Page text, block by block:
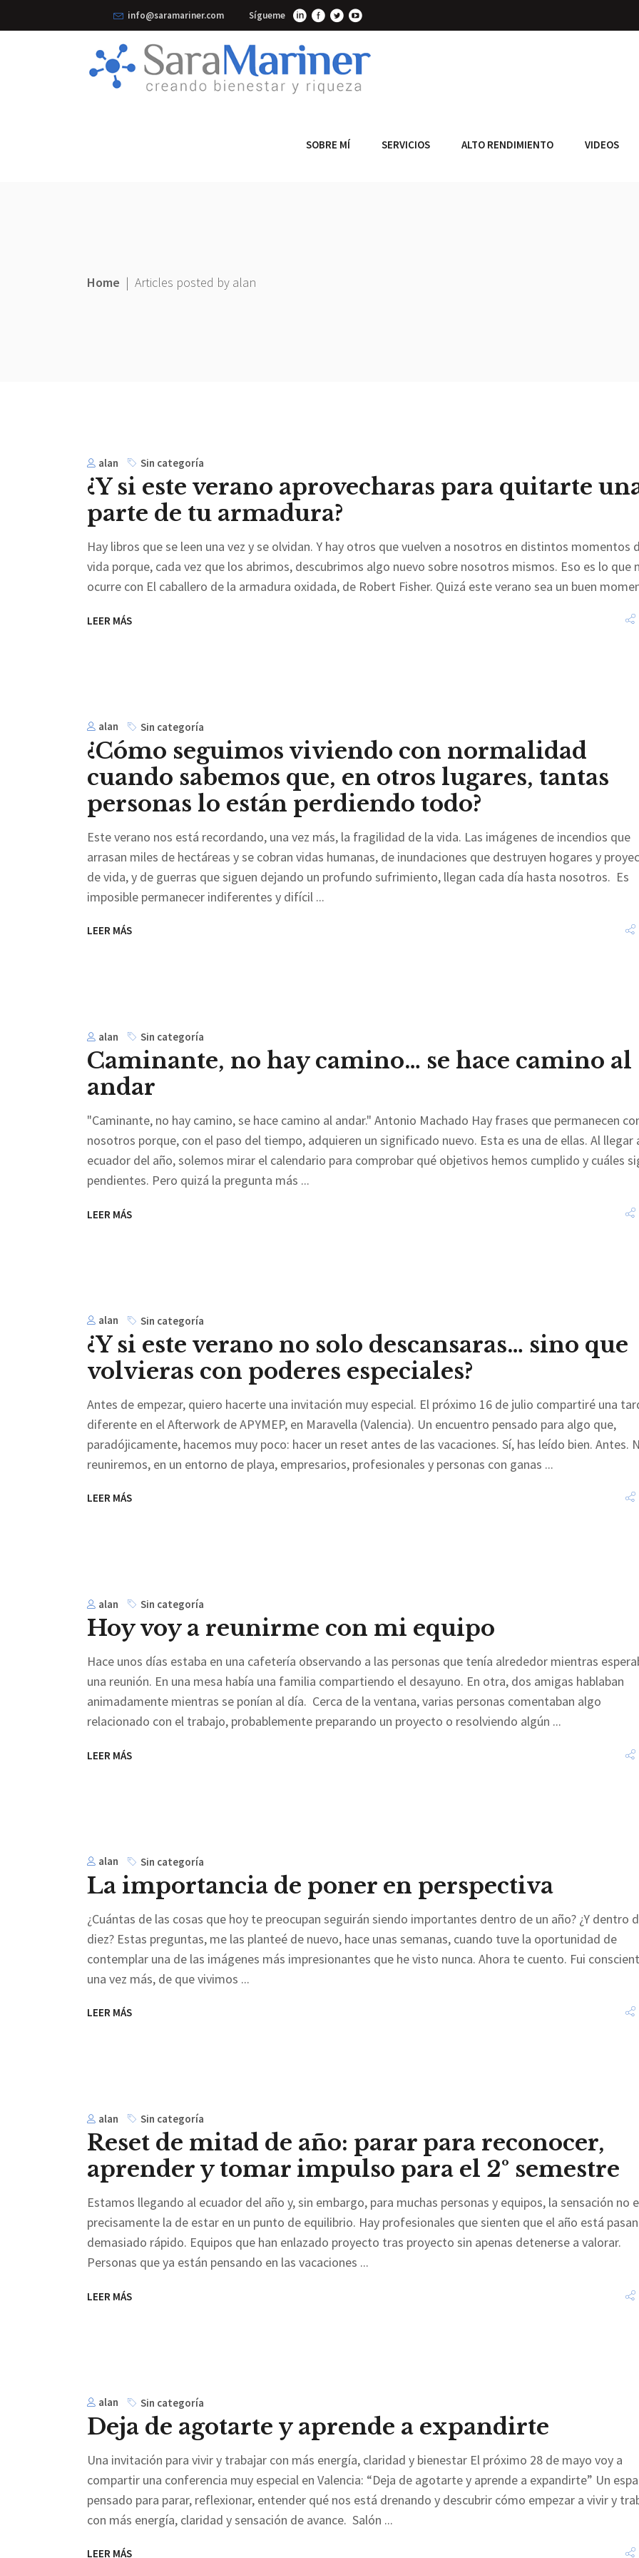
info@saramariner.com Sígueme
SOBRE MÍ SERVICIOS ALTO RENDIMIENTO VIDEOS
Home | Articles posted by alan
alan Sin categoría
¿Y si este verano aprovecharas para quitarte
parte de tu armadura?
Hay libros que se leen una vez y se olvidan. Y hay otros que vuelven a nosotros en distintos momentos
vida porque, cada vez que los abrimos, descubrimos algo nuevo sobre nosotros mismos. Eso es lo que
ocurre con El caballero de la armadura oxidada, de Robert Fisher. Quizá este verano sea un buen
LEER MÁS
alan Sin categoría
¿Cómo seguimos viviendo con normalidad
cuando sabemos que, en otros lugares, tantas
personas lo están perdiendo todo?
Este verano nos está recordando, una vez más, la fragilidad de la vida. Las imágenes de incendios que
arrasan miles de hectáreas y se cobran vidas humanas, de inundaciones que destruyen hogares y
de vida, y de guerras que siguen dejando un profundo sufrimiento, llegan cada día hasta nosotros. Es
imposible permanecer indiferentes y difícil
LEER MÁS
alan Sin categoría
Caminante, no hay camino… se hace camino al
andar
"Caminante, no hay camino, se hace camino al andar." Antonio Machado Hay frases que permanecen
nosotros porque, con el paso del tiempo, adquieren un significado nuevo. Esta es una de ellas. Al llegar
ecuador del año, solemos mirar el calendario para comprobar qué objetivos hemos cumplido y cuáles
pendientes. Pero quizá la pregunta más
LEER MÁS
alan Sin categoría
¿Y si este verano no solo descansaras… sino que
volvieras con poderes especiales?
Antes de empezar, quiero hacerte una invitación muy especial. El próximo 16 de julio compartiré una
diferente en el Afterwork de APYMEP, en Maravella (Valencia). Un encuentro pensado para algo que,
paradójicamente, hacemos muy poco: hacer un reset antes de las vacaciones. Sí, has leído bien. Antes.
reuniremos, en un entorno de playa, empresarios, profesionales y personas con ganas
LEER MÁS
alan Sin categoría
Hoy voy a reunirme con mi equipo
Hace unos días estaba en una cafetería observando a las personas que tenía alrededor mientras
una reunión. En una mesa había una familia compartiendo el desayuno. En otra, dos amigas hablaban
animadamente mientras se ponían al día. Cerca de la ventana, varias personas comentaban algo
relacionado con el trabajo, probablemente preparando un proyecto o resolviendo algún
LEER MÁS
alan Sin categoría
La importancia de poner en perspectiva
¿Cuántas de las cosas que hoy te preocupan seguirán siendo importantes dentro de un año? ¿Y dentro
diez? Estas preguntas, me las planteé de nuevo, hace unas semanas, cuando tuve la oportunidad de
contemplar una de las imágenes más impresionantes que he visto nunca. Ahora te cuento. Fui
una vez más, de que vivimos
LEER MÁS
alan Sin categoría
Reset de mitad de año: parar para reconocer,
aprender y tomar impulso para el 2º semestre
Estamos llegando al ecuador del año y, sin embargo, para muchas personas y equipos, la sensación no
precisamente la de estar en un punto de equilibrio. Hay profesionales que sienten que el año está
demasiado rápido. Equipos que han enlazado proyecto tras proyecto sin apenas detenerse a valorar.
Personas que ya están pensando en las vacaciones
LEER MÁS
alan Sin categoría
Deja de agotarte y aprende a expandirte
Una invitación para vivir y trabajar con más energía, claridad y bienestar El próximo 28 de mayo voy a
compartir una conferencia muy especial en Valencia: “Deja de agotarte y aprende a expandirte” Un
pensado para parar, reflexionar, entender qué nos está drenando y descubrir cómo empezar a vivir y
con más energía, claridad y sensación de avance. Salón
LEER MÁS